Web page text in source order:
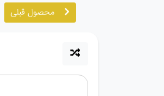
محصول قبلی